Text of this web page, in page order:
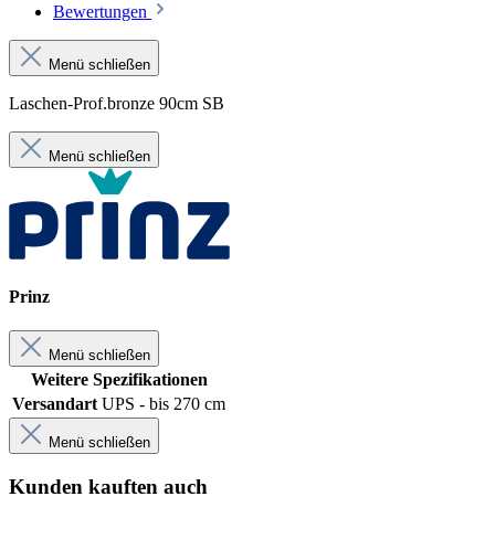
Bewertungen
Menü schließen
Laschen-Prof.bronze 90cm SB
Menü schließen
Prinz
Menü schließen
Weitere Spezifikationen
Versandart UPS - bis 270 cm
Menü schließen
Kunden kauften auch